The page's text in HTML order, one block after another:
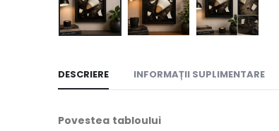
DESCRIERE INFORMAȚII SUPLIMENTARE
Povestea tabloului